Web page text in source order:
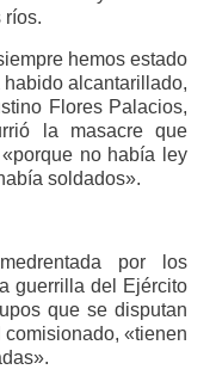
ríos.
hemos estado
alcantarillado,
Flores Palacios,
la masacre que
no había ley
soldados».
por los
guerrilla del Ejército
que se disputan
«tienen